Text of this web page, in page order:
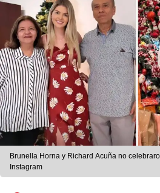
Brunella Horna y Richard Acuña no
Instagram